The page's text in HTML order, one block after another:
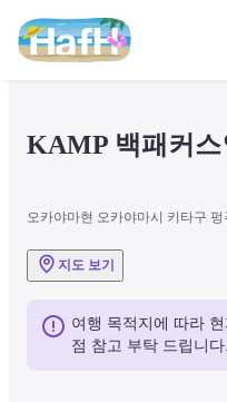
KAMP 백패커스
오카야마현 오카야마시 키타구 펑
지도 보기
여행 목적지에 따라
점 참고 부탁 드립니다.